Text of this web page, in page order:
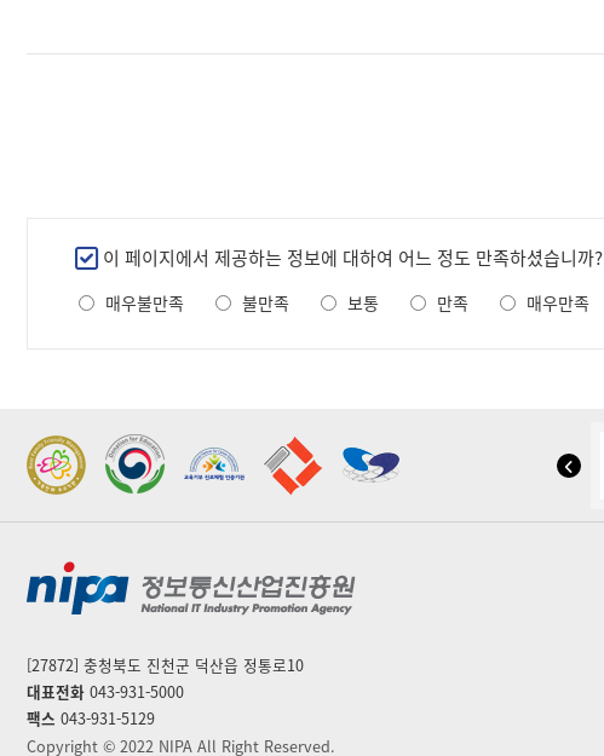
털
실
증
공
지
번
목,
작
성
자,
만
족
도
이 페이지에서 제공하는 정보에 대하여 어느 정도 만족하셨습니까?
매우불만족 불만족 보통 만족 매우만족
NIPA
창
2022 가족친화우수기관
표창
2022 지역문제해결
플랫폼 표창
[27872] 충청북도 진천군 덕산읍 정통로10
대표전화 043-931-5000
팩스 043-931-5129
Copyright © 2022 NIPA All Right Reserved.